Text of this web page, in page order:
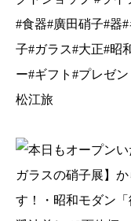
#食器#廣田硝子#器
子#ガラス#大正#昭
ー#ギフト#プレゼ
松江旅